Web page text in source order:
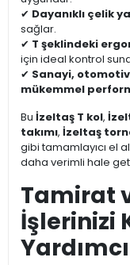
✔ Dayanıklı çelik
sağlar.
✔ T şeklindeki
için ideal kontrol
✔ Sanayi,
mükemmel
Bu İzeltaş T kol,
takımı, İzeltaş
gibi tamamlayıcı el
daha verimli hale
Tamirat
İşlerinizi